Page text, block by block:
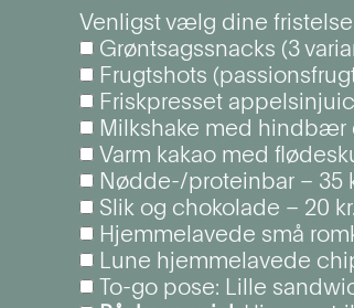
Venligst vælg dine
Grøntsagssnacks (3
Frugtshots
Friskpresset
Milkshake med hindbær
Varm kakao med
Nødde-/proteinbar – 35
Slik og chokolade – 20 kr.
Hjemmelavede små
Lune hjemmelavede
To-go pose: Lille